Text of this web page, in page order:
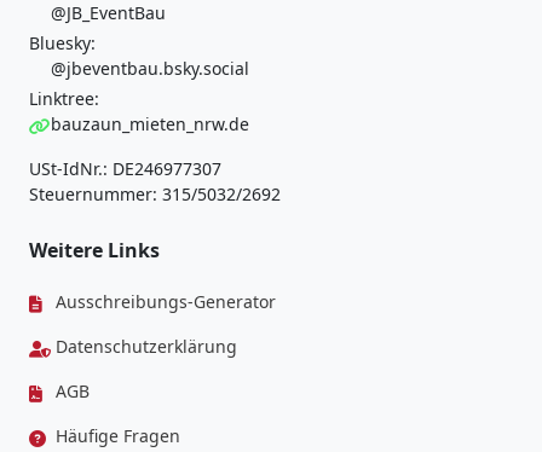
@JB_EventBau
Bluesky:
@jbeventbau.bsky.social
Linktree:
bauzaun_mieten_nrw.de
USt-IdNr.: DE246977307
Steuernummer: 315/5032/2692
Weitere Links
Ausschreibungs-Generator
Datenschutzerklärung
AGB
Häufige Fragen